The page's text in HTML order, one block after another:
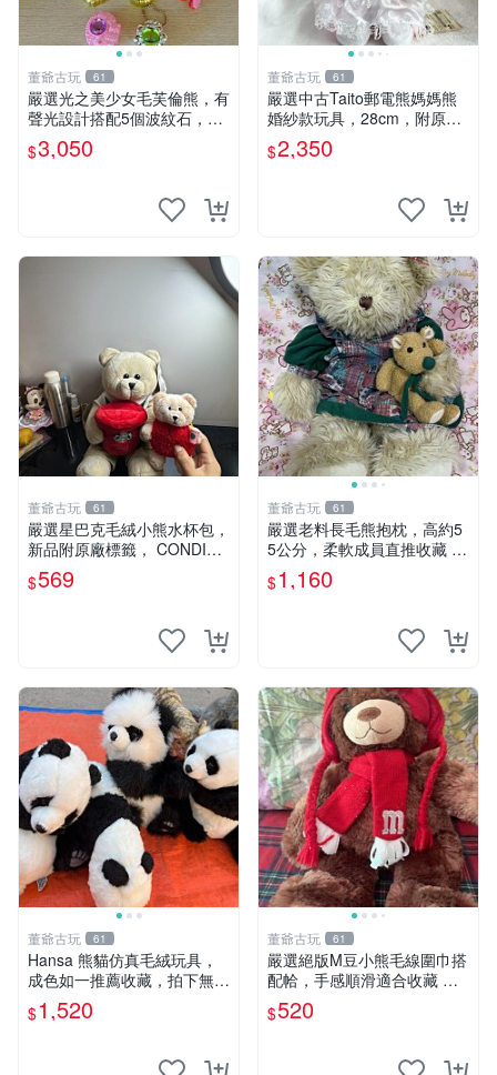
董爺古玩 61
嚴選光之美少女毛芙倫熊，有
聲光設計搭配5個波紋石，成
色完美如圖。爽快附電池，讓
愛心不打折扣。 光之美少女
$3,050
董爺古玩 61
嚴選中古Taito郵電熊媽媽熊
婚紗款玩具，28cm，附原
盒，保存極佳實拍，婚紗細節
清晰可見，偶像收藏推薦 婚
$2,350
董爺古玩 61
嚴選星巴克毛絨小熊水杯包，
新品附原廠標籤， CONDITI
ON 良好，詳情請參閱商品圖
片。 星巴克 毛絨小熊 水杯包
$569
董爺古玩 61
嚴選老料長毛熊抱枕，高約5
5公分，柔軟成員直推收藏 長
毛熊 柔軟熊抱枕 55公分
$1,160
董爺古玩 61
Hansa 熊貓仿真毛絨玩具，
成色如一推薦收藏，拍下無疑
心 熊貓 毛絨玩具 收藏
$1,520
董爺古玩 61
嚴選絕版M豆小熊毛線圍巾搭
配帢，手感順滑適合收藏 絕
版M豆小熊、圍巾、毛線帢
經典好搭
$520